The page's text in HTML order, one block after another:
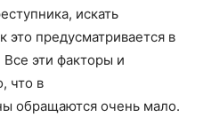
искать
это предусматривается в
эти факторы и
что в
обращаются очень мало.